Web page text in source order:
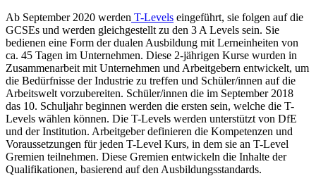
Ab September 2020 werden T-Levels eingeführt, sie folgen auf die
GCSEs und werden gleichgestellt zu den 3 A Levels sein. Sie
bedienen eine Form der dualen Ausbildung mit Lerneinheiten von
ca. 45 Tagen im Unternehmen. Diese 2-jährigen Kurse wurden in
Zusammenarbeit mit Unternehmen und Arbeitgebern entwickelt, um
die Bedürfnisse der Industrie zu treffen und Schüler/innen auf die
Arbeitswelt vorzubereiten. Schüler/innen die im September 2018
das 10. Schuljahr beginnen werden die ersten sein, welche die T-
Levels wählen können. Die T-Levels werden unterstützt von DfE
und der Institution. Arbeitgeber definieren die Kompetenzen und
Voraussetzungen für jeden T-Level Kurs, in dem sie an T-Level
Gremien teilnehmen. Diese Gremien entwickeln die Inhalte der
Qualifikationen, basierend auf den Ausbildungsstandards.